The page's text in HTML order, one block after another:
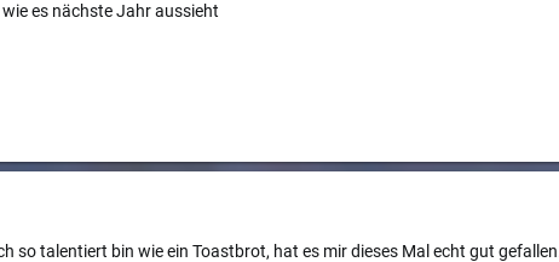
es nächste Jahr aussieht
so talentiert bin wie ein Toastbrot, hat es mir dieses Mal echt gut